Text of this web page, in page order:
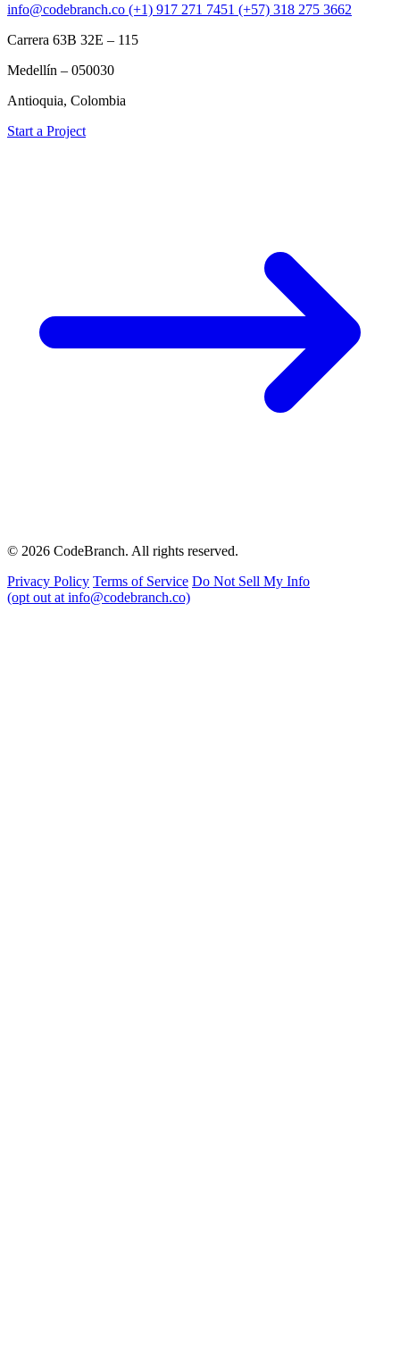
info@codebranch.co (+1) 917 271 7451 (+57) 318 275 3662
Carrera 63B 32E – 115
Medellín – 050030
Antioquia, Colombia
Start a Project
© 2026 CodeBranch. All rights reserved.
Privacy Policy Terms of Service Do Not Sell My Info
(opt out at info@codebranch.co)